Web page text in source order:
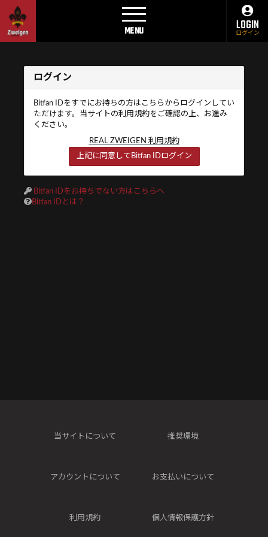
MENU LOGIN
ログイン
ログイン
Bitfan IDをすでにお持ちの方はこちらからログインしてい
ただけます。当サイトの利用規約をご確認の上、お進み
ください。
REAL ZWEIGEN 利用規約
上記に同意してBitfan IDログイン
Bitfan IDをお持ちでない方はこちらへ
Bitfan IDとは？
当サイトについて 推奨環境
アカウントについて お支払いについて
利用規約 個人情報保護方針